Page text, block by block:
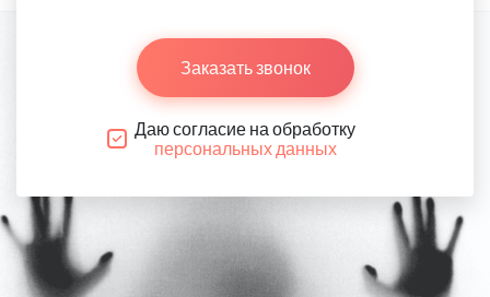
Заказать звонок
Даю согласие на обработку
персональных данных